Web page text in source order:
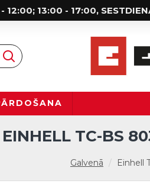
12:00; 13:00 - 17:00,
Galvenā Einhell
EINHELL TC-BS